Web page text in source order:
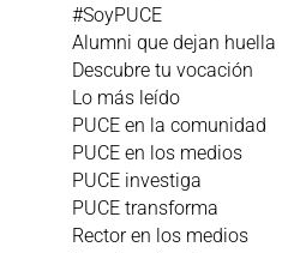
#SoyPUCE
Alumni que dejan huella
Descubre tu vocación
Lo más leído
PUCE en la comunidad
PUCE en los medios
PUCE investiga
PUCE transforma
Rector en los medios